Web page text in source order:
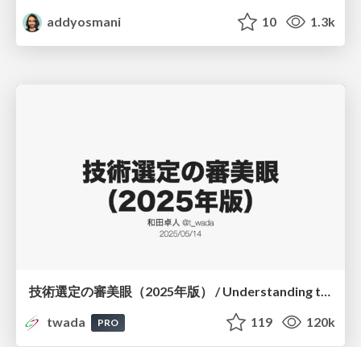
addyosmani
10 1.3k
技術選定の審美眼（2025年版） / Understanding the Spiral of Technologies 2025 edition
twada
PRO 119 120k